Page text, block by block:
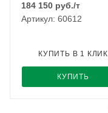
184 150 руб./т
Артикул: 60612
КУПИТЬ
КУПИТЬ В 1 КЛИК